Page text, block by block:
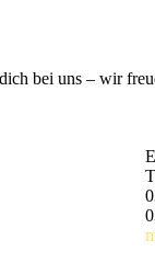
bei uns – wir